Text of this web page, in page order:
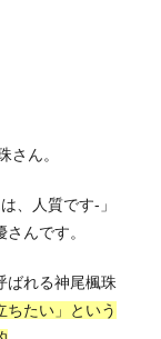
さん。
、人質です-」
んです。
ばれる神尾楓珠
ちたい」という